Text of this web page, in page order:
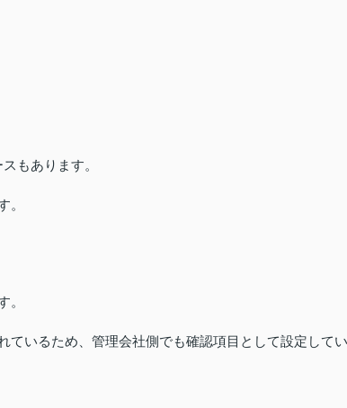
もあります。
。
。
ているため、管理会社側でも確認項目として設定してい